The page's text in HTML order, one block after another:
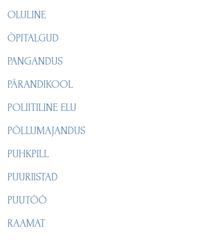
OLULINE
ÕPITALGUD
PANGANDUS
PÄRANDIKOOL
POLIITILINE ELU
PÕLLUMAJANDUS
PUHKPILL
PUURIISTAD
PUUTÖÖ
RAAMAT